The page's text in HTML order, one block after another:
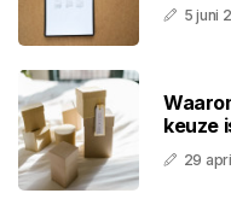
5 juni
keuze
29